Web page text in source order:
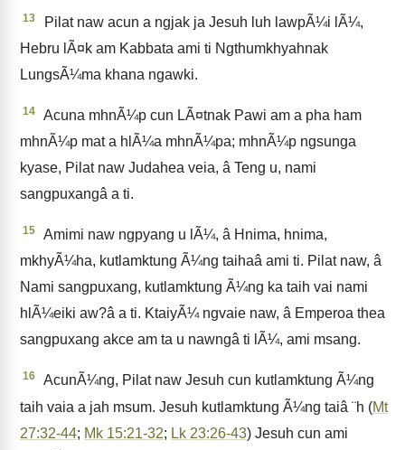
13
Pilat naw acun a ngjak ja Jesuh luh lawpÃ¼i lÃ¼,
Hebru lÃ¤k am Kabbata ami ti Ngthumkhyahnak
LungsÃ¼ma khana ngawki.
14
Acuna mhnÃ¼p cun LÃ¤tnak Pawi am a pha ham
mhnÃ¼p mat a hlÃ¼a mhnÃ¼pa; mhnÃ¼p ngsunga
kyase, Pilat naw Judahea veia, â Teng u, nami
sangpuxangâ a ti.
15
Amimi naw ngpyang u lÃ¼, â Hnima, hnima,
mkhyÃ¼ha, kutlamktung Ã¼ng taihaâ ami ti. Pilat naw, â
Nami sangpuxang, kutlamktung Ã¼ng ka taih vai nami
hlÃ¼eiki aw?â a ti. KtaiyÃ¼ ngvaie naw, â Emperoa thea
sangpuxang akce am ta u nawngâ ti lÃ¼, ami msang.
16
AcunÃ¼ng, Pilat naw Jesuh cun kutlamktung Ã¼ng
taih vaia a jah msum. Jesuh kutlamktung Ã¼ng taiâ ¨h (Mt
27:32-44; Mk 15:21-32; Lk 23:26-43) Jesuh cun ami